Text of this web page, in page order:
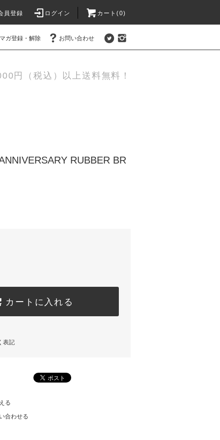
員登録 ログイン カート(0)
ガ登録・解除 お問い合わせ
円（税込）以上送料無料！
RUBBER BR
カートに入れる
表記
る
合わせる